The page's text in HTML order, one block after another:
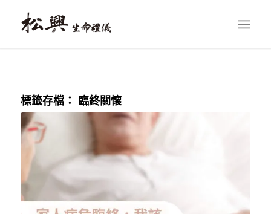
標籤存檔： 臨終關懷